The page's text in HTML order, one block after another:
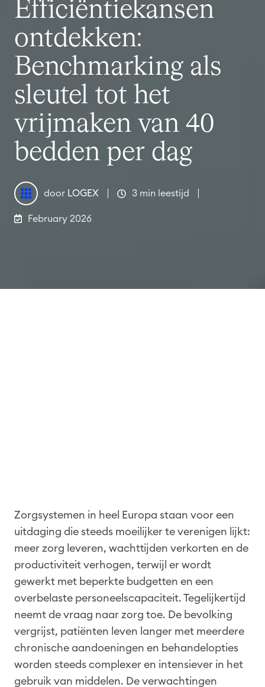
Efficiëntiekansen
ontdekken:
Benchmarking als
sleutel tot het
vrijmaken van 40
bedden per dag
door LOGEX 3 min leestijd
February 2026
Zorgsystemen in heel Europa staan voor een
uitdaging die steeds moeilijker te verenigen lijkt:
meer zorg leveren, wachttijden verkorten en de
productiviteit verhogen, terwijl er wordt
gewerkt met beperkte budgetten en een
overbelaste personeelscapaciteit. Tegelijkertijd
neemt de vraag naar zorg toe. De bevolking
vergrijst, patiënten leven langer met meerdere
chronische aandoeningen en behandelopties
worden steeds complexer en intensiever in het
gebruik van middelen. De verwachtingen